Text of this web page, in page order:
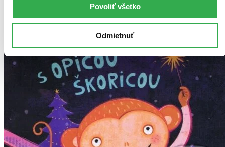
Povoliť všetko
Odmietnuť